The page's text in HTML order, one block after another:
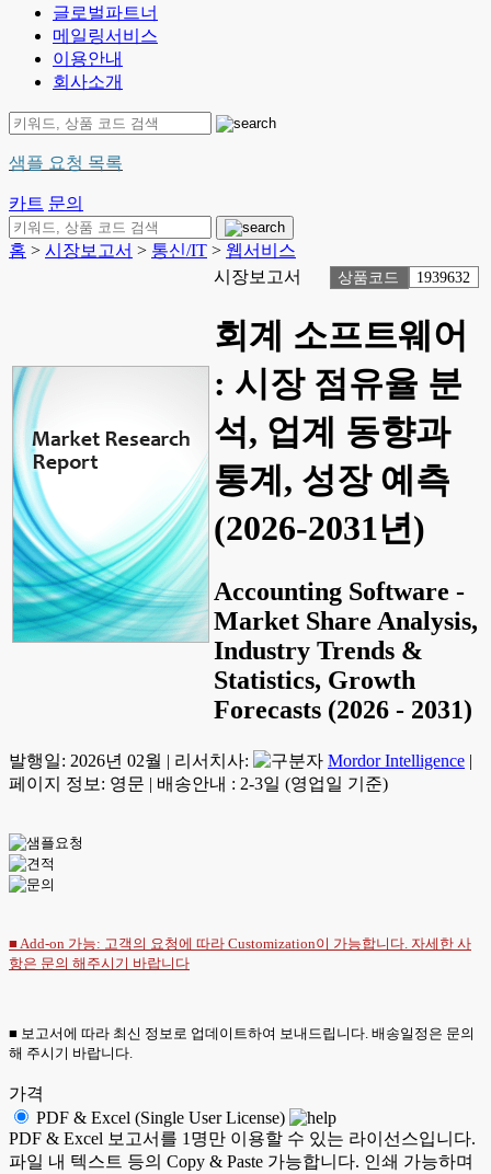
글로벌파트너
메일링서비스
이용안내
회사소개
샘플 요청 목록
카트 문의
홈 > 시장보고서 > 통신/IT > 웹서비스
시장보고서
상품코드 1939632
회계 소프트웨어
: 시장 점유율 분
석, 업계 동향과
통계, 성장 예측
(2026-2031년)
Accounting Software -
Market Share Analysis,
Industry Trends &
Statistics, Growth
Forecasts (2026 - 2031)
발행일: 2026년 02월 | 리서치사: Mordor Intelligence |
페이지 정보: 영문 | 배송안내 : 2-3일 (영업일 기준)
■ Add-on 가능: 고객의 요청에 따라 Customization이 가능합니다. 자세한 사
항은 문의 해주시기 바랍니다
■ 보고서에 따라 최신 정보로 업데이트하여 보내드립니다. 배송일정은 문의
해 주시기 바랍니다.
가격
PDF & Excel (Single User License)
PDF & Excel 보고서를 1명만 이용할 수 있는 라이선스입니다.
파일 내 텍스트 등의 Copy & Paste 가능합니다. 인쇄 가능하며